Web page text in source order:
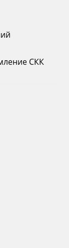
СКК